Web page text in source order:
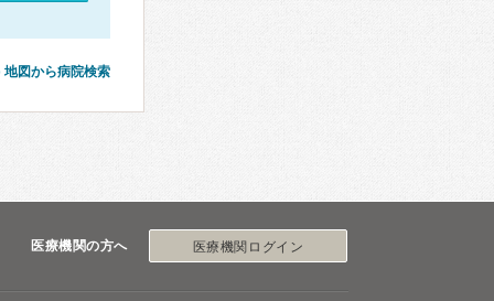
地図から病院検索
医療機関の方へ 医療機関ログイン